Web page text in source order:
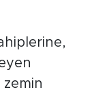
zemin